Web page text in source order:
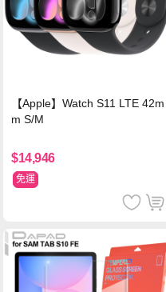
【Apple】Watch S11 LTE 42m
m S/M
$14,946
免運